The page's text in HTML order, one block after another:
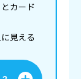
カード
見える